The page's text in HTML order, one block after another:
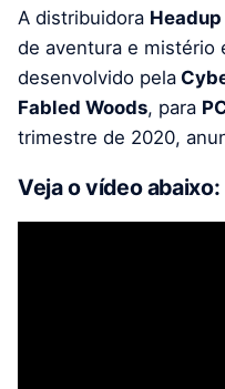
A distribuidora
de aventura e mistério
desenvolvido pela
Fabled Woods, para
trimestre de 2020,
Veja o vídeo abaixo: